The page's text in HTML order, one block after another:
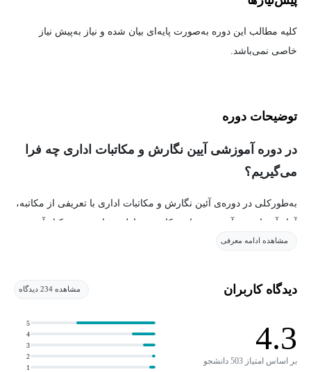
کلیه مطالب این دوره به‌صورت پایه‌ای بیان شده و نیاز به‌پیش نیاز
خاصی نمی‌باشد.
توضیحات دوره
در دوره آموزشی آیین نگارش و مکاتبات اداری چه فرا
می‌گیریم؟
به‌طورکلی در دوره‌ی آئین نگارش و مکاتبات اداری با تعریفی از مکاتبه،
آمار آن، اهمیت آن، شیوه‌های مکاتبه، مخاطب‌شناسی و در کنار آن
بررسی قواعد املا فارسی، استفاده از نشانه‌ها و علامت‌گذاری‌ها آشنا
موضوعی که می‌خواهیم درباره آن صحبت کنیم و مبحثی را در غالب آن
ابعاد جهانی بتواند یک کشور را از طریق مکاتبه در مقابل کشورهای
دیگر قرار دهد یا بشود نتیجه‌گیری‌های درست یا نادرست از مکاتبه،
مشاهده ادامه معرفی
دیدگاه کاربران مشاهده 234 دیدگاه
4.3
بر اساس امتیاز 503 دانشجو
1
2
3
4
5